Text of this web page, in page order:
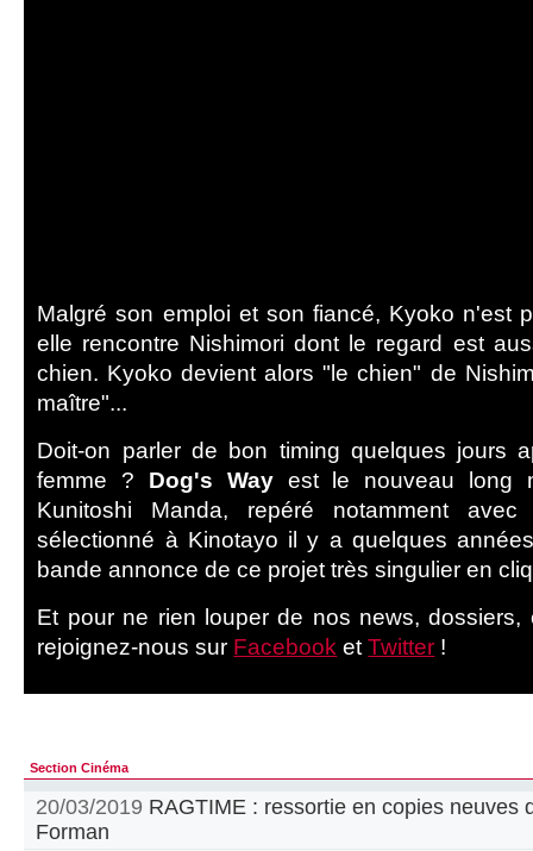
Malgré son emploi et son fiancé, Kyoko n'est
elle rencontre Nishimori dont le regard est
chien. Kyoko devient alors "le chien" de
maître"...
Doit-on parler de bon timing quelques jours
femme ? Dog's Wayest le nouveau long
Kunitoshi Manda, repéré notamment
sélectionné à Kinotayo il y a quelques
bande annonce de ce projet très singulier en
Et pour ne rien louper de nos news, dossiers,
rejoignez-nous sur Facebook etTwitter !
Section Cinéma
20/03/2019 RAGTIME : ressortie en copies neuves
Forman